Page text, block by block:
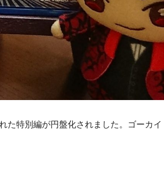
た特別編が円盤化されました。ゴーカイ